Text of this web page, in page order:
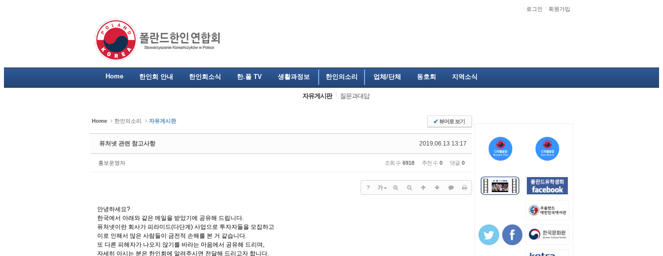
로그인 회원가입
Home 한인회 안내 한인회소식 한.폴 TV 생활과정보 한인의소리 업체/단체 동호회 지역소식
자유게시판 질문과대답
Home 한인의소리 자유게시판 ✔뷰어로 보기
2019.06.13 13:17
퓨처넷 관련 참고사항
홍보운영자 조회 수 6918 추천 수 0 댓글 0
? 가
안녕하세요?
한국에서 아래와 같은 메일을 받았기에 공유해 드립니다.
퓨처넷이란 회사가 피라미드(다단계) 사업으로 투자자들을 모집하고
이로 인해서 많은 사람들이 금전적 손해를 본 거 같습니다.
또 다른 피해자가 나오지 않기를 바라는 마음에서 공유해 드리며,
자세히 아시는 분은 한인회에 알려주시면 전달해 드리고자 합니다.